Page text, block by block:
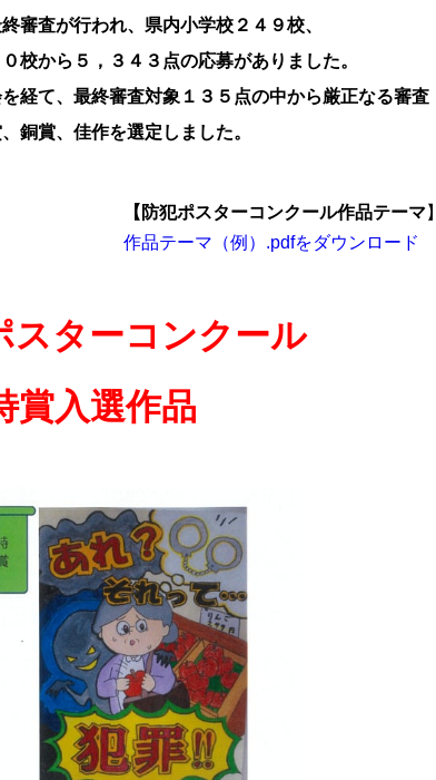
査が行われ、県内小学校２４９校、
校から５，３４３点の応募がありました。
て、最終審査対象１３５点の中から厳正なる審査
銅賞、佳作を選定しました。
【防犯ポスターコンクール作品テーマ 】
作品テーマ（例）.pdfをダウンロード
スターコンクール
賞入選作品